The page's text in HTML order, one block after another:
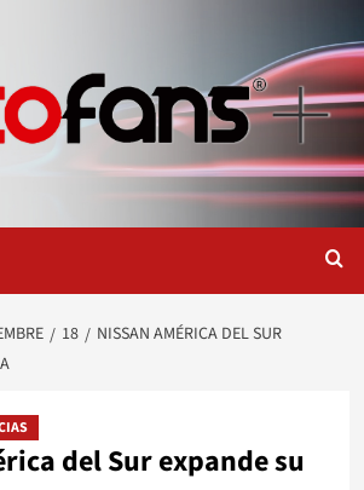
18
NISSAN AMÉRICA DEL SUR
del Sur expande su